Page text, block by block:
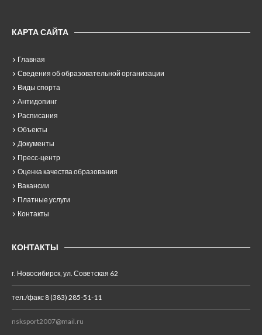
КАРТА САЙТА
Главная
Сведения об образовательной организации
Виды спорта
Антидопинг
Расписания
Объекты
Документы
Пресс-центр
Оценка качества образования
Вакансии
Платные услуги
Контакты
КОНТАКТЫ
г. Новосибирск, ул. Советская 62
тел./факс 8 (383) 285-51-11
nsksport2007@mail.ru